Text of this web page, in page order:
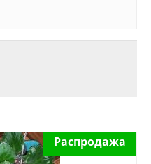
Распродажа